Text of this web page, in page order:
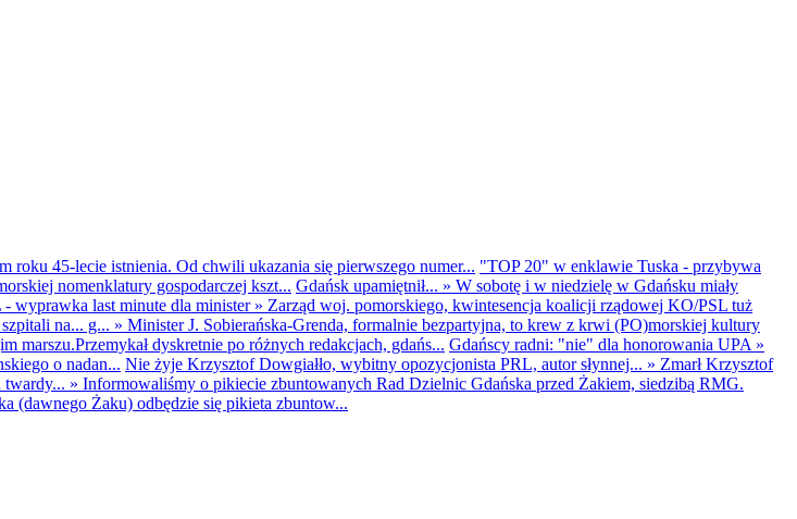
roku 45-lecie istnienia. Od chwili ukazania się pierwszego numer... "TOP 20" w enklawie Tuska - przybywa
nomenklatury gospodarczej kszt... Gdańsk upamiętnił... » W sobotę i w niedzielę w Gdańsku miały
wyprawka last minute dla minister» Zarząd woj. pomorskiego, kwintesencja koalicji rządowej KO/PSL tuż
na... g... » Minister J. Sobierańska-Grenda, formalnie bezpartyjna, to krew z krwi (PO)morskiej kultury
marszu.Przemykał dyskretnie po różnych redakcjach, gdańs... Gdańscy radni: "nie" dla honorowania UPA »
o nadan... Nie żyje Krzysztof Dowgiałło, wybitny opozycjonista PRL, autor słynnej... » Zmarł Krzysztof
twardy... » Informowaliśmy o pikiecie zbuntowanych Rad Dzielnic Gdańska przed Żakiem, siedzibą RMG.
(dawnego Żaku) odbędzie się pikieta zbuntow...